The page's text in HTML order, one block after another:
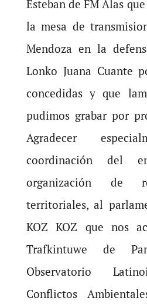
Esteban de FM Alas
la mesa de
Mendoza en la
Lonko Juana Cuante
concedidas y que
pudimos grabar por
Agradecer
coordinación del
organización de
territoriales, al
KOZ KOZ que nos
Trafkintuwe de
Observatorio
Conflictos